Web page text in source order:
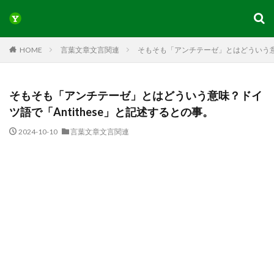
HOME 言葉文章文言関連 そもそも「アンチテーゼ」とはどうい
そもそも「アンチテーゼ」とはどういう意味？ドイ
ツ語で「Antithese」と記述するとの事。
2024-10-10 言葉文章文言関連